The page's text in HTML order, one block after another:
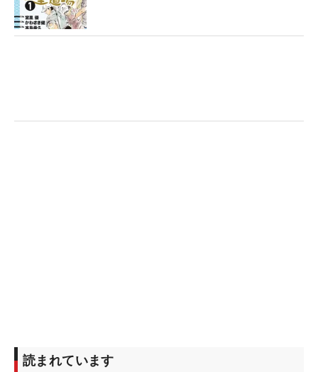
読まれています